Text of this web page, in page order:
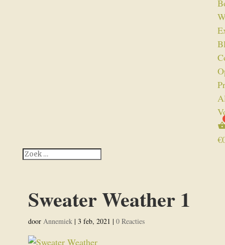
€
Sweater Weather 1
door Annemiek| 3 feb, 2021 | 0 Reacties